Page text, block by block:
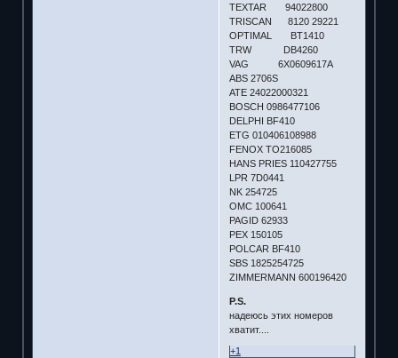
TEXTAR 94022800
TRISCAN 8120 29221
OPTIMAL BT1410
TRW DB4260
VAG 6X0609617A
ABS 2706S
ATE 24022000321
BOSCH 0986477106
DELPHI BF410
ETG 010406108988
FENOX TO216085
HANS PRIES 110427755
LPR 7D0441
NK 254725
OMC 100641
PAGID 62933
PEX 150105
POLCAR BF410
SBS 1825254725
ZIMMERMANN 600196420
P.S.
надеюсь этих номеров
хватит....
+1